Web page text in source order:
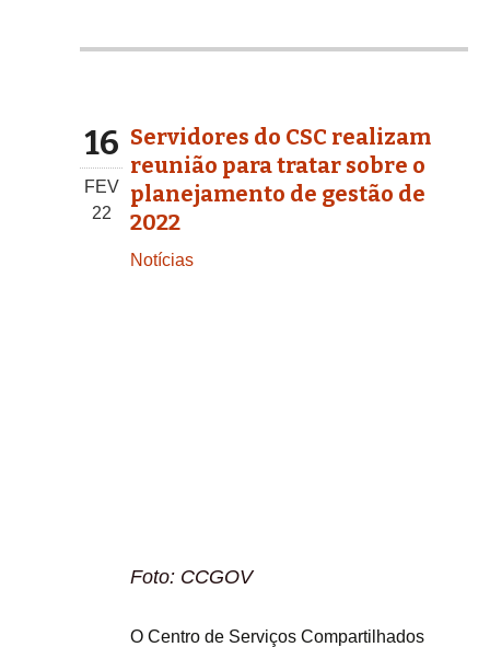
16
FEV
22
Servidores do CSC realizam
reunião para tratar sobre o
planejamento de gestão de
2022
Notícias
Foto: CCGOV
O Centro de Serviços Compartilhados